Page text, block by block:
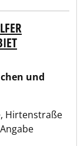
und
Hirtenstraße